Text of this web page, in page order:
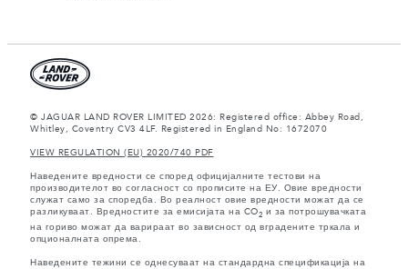
© JAGUAR LAND ROVER LIMITED 2026: Registered office: Abbey Road,
Whitley, Coventry CV3 4LF. Registered in England No: 1672070
VIEW REGULATION (EU) 2020/740 PDF
Наведените вредности се според официјалните тестови на
производителот во согласност со прописите на ЕУ. Овие вредности
служат само за споредба. Во реалност овие вредности можат да се
разликуваат. Вредностите за емисијата на CO2 и за потрошувачката
на гориво можат да варираат во зависност од вградените тркала и
опционалната опрема.
Наведените тежини се однесуваат на стандардна спецификација на